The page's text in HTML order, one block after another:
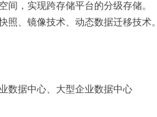
间，实现跨存储平台的分级存储。
照、镜像技术、动态数据迁移技术。
数据中心、大型企业数据中心